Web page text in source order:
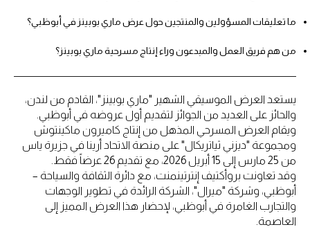
ما تعليقات المسؤولين والمنتجين حول عرض ماري بوبينز في أبوظبي؟
من هم فريق العمل والمبدعون وراء إنتاج مسرحية ماري بوبينز؟
يستعد العرض الموسيقي الشهير "ماري بوبينز"، القادم من لندن،
والحائز على العديد من الجوائز لتقديم أول عروضه في أبوظبي.
ويقام العرض المسرحي المذهل من إنتاج كاميرون ماكينتوش
ومجموعة "ديزني ثياتريكال" على منصة الاتحاد أرينا في جزيرة ياس
من 25 مارس إلى 15 أبريل 2026، مع تقديم 26 عرضاً فقط.
وقد تعاونت بروأكتيف إنترتينمنت، مع دائرة الثقافة والسياحة –
أبوظبي، وشركة "ميرال"، الشركة الرائدة في تطوير الوجهات
والتجارب الغامرة في أبوظبي، لإحضار هذا العرض المميز إلى
العاصمة.